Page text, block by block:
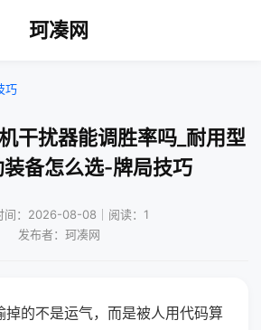
珂凑网
巧
干扰器能调胜率吗_耐用型
备怎么选-牌局技巧
间：2026-08-08｜阅读：1
发布者：珂凑网
掉的不是运气，而是被人用代码算